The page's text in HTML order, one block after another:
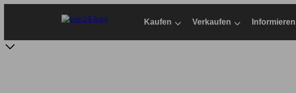
Kaufen Verkaufen Informieren